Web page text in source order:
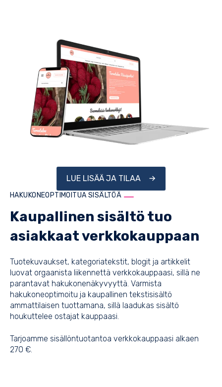
LUE LISÄÄ JA TILAA
HAKUKONEOPTIMOITUA SISÄLTÖÄ
Kaupallinen sisältö tuo
asiakkaat verkkokauppaan
Tuotekuvaukset, kategoriatekstit, blogit ja artikkelit
luovat orgaanista liikennettä verkkokauppaasi, sillä ne
parantavat hakukonenäkyvyyttä. Varmista
hakukoneoptimoitu ja kaupallinen tekstisisältö
ammattilaisen tuottamana, sillä laadukas sisältö
houkuttelee ostajat kauppaasi.
Tarjoamme sisällöntuotantoa verkkokauppaasi alkaen
270 €.